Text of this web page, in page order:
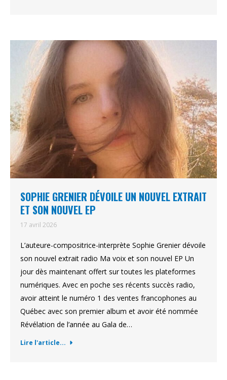
SOPHIE GRENIER DÉVOILE UN NOUVEL EXTRAIT
ET SON NOUVEL EP
17 avril 2026
L’auteure-compositrice-interprète Sophie Grenier dévoile
son nouvel extrait radio Ma voix et son nouvel EP Un
jour dès maintenant offert sur toutes les plateformes
numériques. Avec en poche ses récents succès radio,
avoir atteint le numéro 1 des ventes francophones au
Québec avec son premier album et avoir été nommée
Révélation de l’année au Gala de…
Lire l'article...